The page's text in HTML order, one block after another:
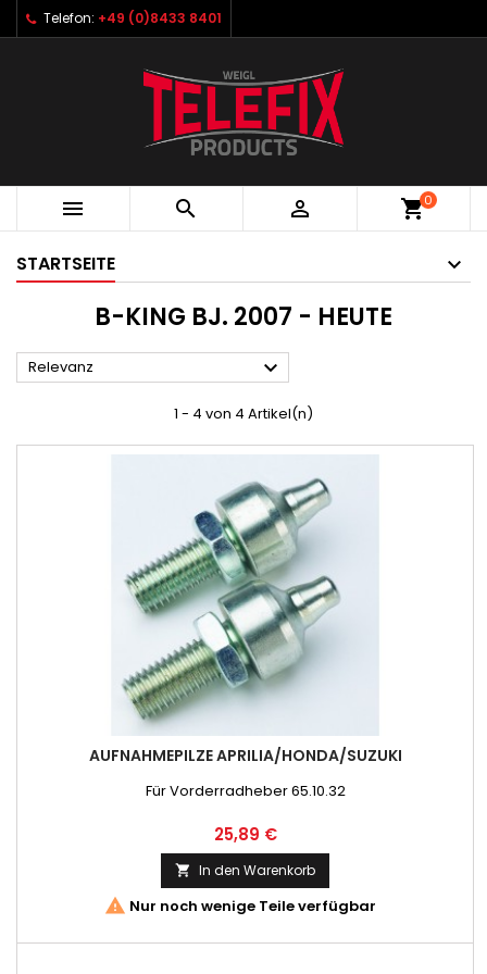
Telefon: +49 (0)8433 8401
   shopping_cart0
STARTSEITE
B-KING BJ. 2007 - HEUTE
Relevanz 
1 - 4 von 4 Artikel(n)
AUFNAHMEPILZE APRILIA/HONDA/SUZUKI
Für Vorderradheber 65.10.32
Preis
25,89 €
 In den Warenkorb
 Nur noch wenige Teile verfügbar